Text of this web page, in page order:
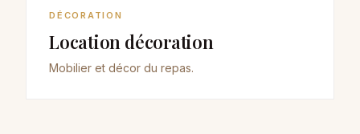
DÉCORATION
Location décoration
Mobilier et décor du repas.